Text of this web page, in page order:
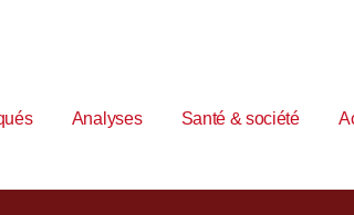
Analyses Santé & société